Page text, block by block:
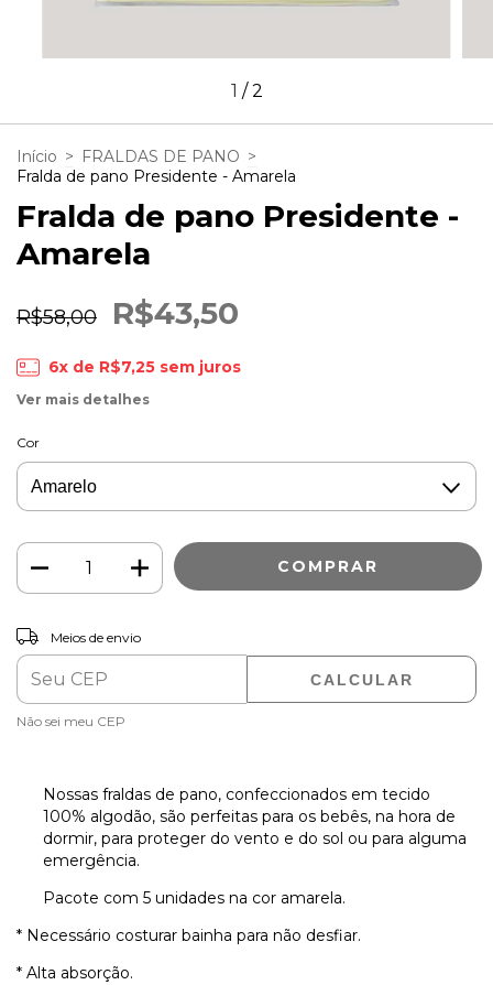
1 /2
Início > FRALDAS DE PANO >
Fralda de pano Presidente - Amarela
Fralda de pano Presidente -
Amarela
R$58,00 R$43,50
6x de R$7,25sem juros
Ver mais detalhes
Cor
Entregas para o CEP:
Meios de envio
CALCULAR
Não sei meu CEP
Nossas fraldas de pano, confeccionados em tecido
100% algodão, são perfeitas para os bebês, na hora de
dormir, para proteger do vento e do sol ou para alguma
emergência.
Pacote com 5 unidades na cor amarela.
* Necessário costurar bainha para não desfiar.
* Alta absorção.